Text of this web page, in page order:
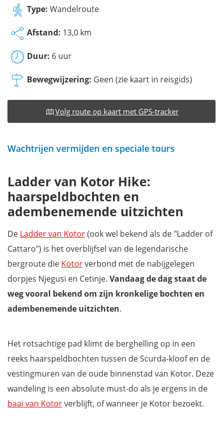
Type: Wandelroute
Afstand: 13,0 km
Duur: 6 uur
Bewegwijzering: Geen (zie kaart in reisgids)
Volg route op kaart met GPS-tracker
Wachtrijen vermijden en speciale tours
Ladder van Kotor Hike:
haarspeldbochten en
adembenemende uitzichten
De Ladder van Kotor(ook wel bekend als de "Ladder of
Cattaro") is het overblijfsel van de legendarische
bergroute die Kotorverbond met de nabijgelegen
dorpjes Njegusi en Cetinje. Vandaag de dag staat de
weg vooral bekend om zijn kronkelige bochten en
adembenemende uitzichten.
Het rotsachtige pad klimt de berghelling op in een
reeks haarspeldbochten tussen de Scurda-kloof en de
vestingmuren van de oude binnenstad van Kotor. Deze
wandeling is een absolute must-do als je ergens in de
baai van Kotorverblijft, of wanneer je Kotor bezoekt.